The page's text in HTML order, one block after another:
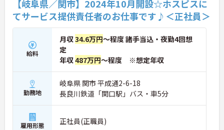
を超えているため急な勤務変更が発生しにくく、あ
らかじめ決められた訪問予定表に沿って規則正しく
働けます。入職後は現場スタッフによるお一人おひ
とりに合わせた個別のOJT研修が実施されます。eラ
ーニングも導入されており、多職種と連携しながら
専門性を着実に深めていける環境が用意されていま
★おすすめPOINT★
＜個別ＯＪＴとチーム連携で着実に成長！＞
・入職後はお一人おひとりの習熟度に合わせた個別
のＯＪＴ研修を実施し、ｅラーニングを用いた学習
の機会も提供されます
・施設内には看護師が24時間常駐しており、急変時
【岐阜県／関市】2024年10月開設☆ホスピスに
てサービス提供責任者のお仕事です♪＜正社員＞
給料
月収34.6万円～程度 諸手当込・夜勤4回想
定
年収487万円～程度 ※想定年収
勤務地
岐阜県 関市 平成通2-6-18
長良川鉄道「関口駅」バス・車5分
雇用形態 正社員(正職員)